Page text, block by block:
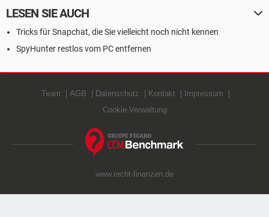
LESEN SIE AUCH
Tricks für Snapchat, die Sie vielleicht noch nicht kennen
SpyHunter restlos vom PC entfernen
Team AGB Datenschutz Kontakt
Impressum
Cookie-Verwaltung
www.recht-finanzen.de